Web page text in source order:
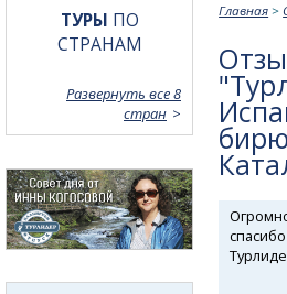
Главная >
спасибо
ТУРЫ ПО
СТРАНАМ
Развернуть все 8
стран